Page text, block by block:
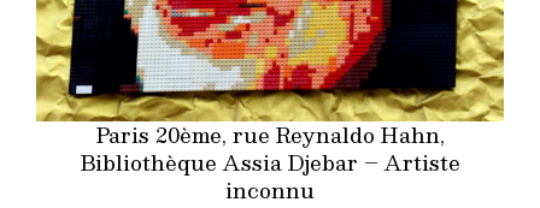
Paris 20ème, rue Reynaldo Hahn,
Bibliothèque Assia Djebar – Artiste
inconnu